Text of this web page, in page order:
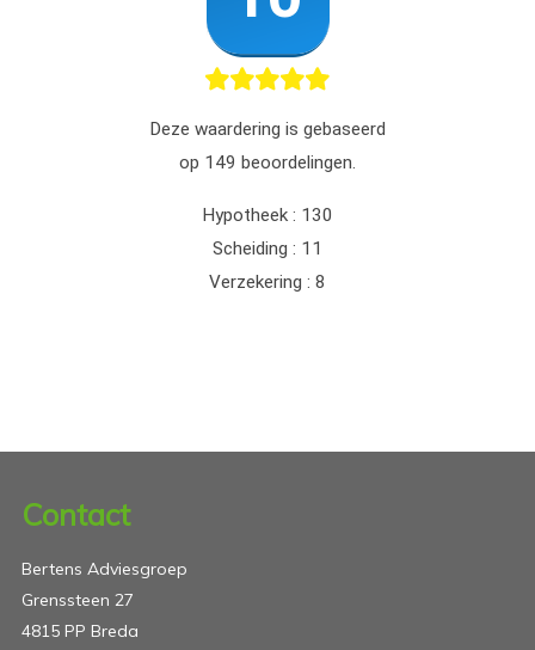
Contact
Bertens Adviesgroep
Grenssteen 27
4815 PP Breda